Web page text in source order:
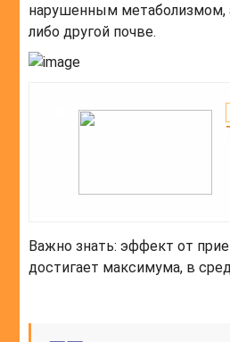
нарушенным метаболизмом,
либо другой почве.
Важно знать: эффект от
достигает максимума, в